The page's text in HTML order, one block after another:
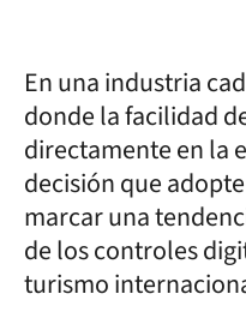
En una industria
donde la facilidad
directamente en la
decisión que
marcar una
de los controles
turismo